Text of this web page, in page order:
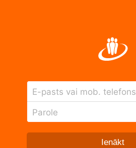
E-pasts vai mob. telefons
Parole
Ienākt